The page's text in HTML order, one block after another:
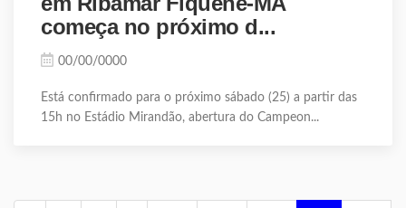
começa no próximo d...
00/00/0000
Está confirmado para o próximo sábado (25) a partir das
15h no Estádio Mirandão, abertura do Campeon...